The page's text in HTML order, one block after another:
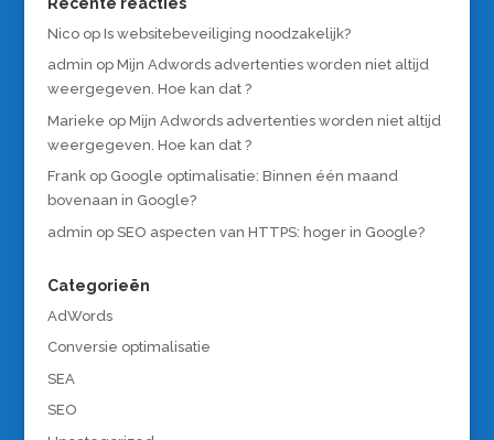
Nicoop Is websitebeveiliging noodzakelijk?
admin op Mijn Adwords advertenties worden niet altijd
weergegeven. Hoe kan dat ?
Marieke op Mijn Adwords advertenties worden niet altijd
weergegeven. Hoe kan dat ?
Frankop Google optimalisatie: Binnen één maand
bovenaan in Google?
admin op SEO aspecten van HTTPS: hoger in Google?
Categorieën
AdWords
Conversie optimalisatie
SEA
SEO